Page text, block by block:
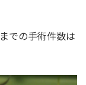
での手術件数は